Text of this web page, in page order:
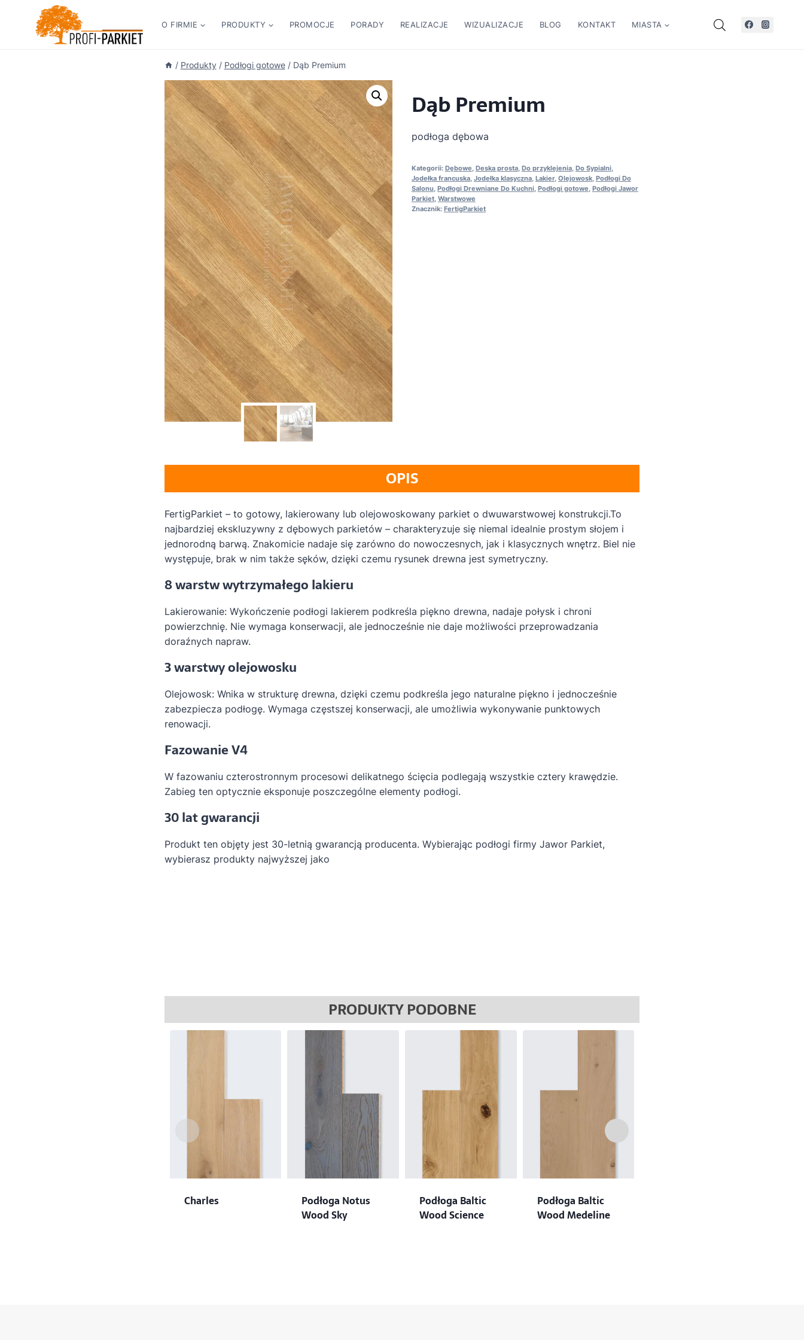
O FIRMIE PRODUKTY PROMOCJE PORADY REALIZACJE WIZUALIZACJE BLOG KONTAKT MIASTA
/ Produkty / Podłogi gotowe / Dąb Premium
Dąb Premium
podłoga dębowa
Kategorii: Dębowe Deska prosta, Do przyklejenia, Do Sypialni,
Jodełka francuska, Jodełka klasyczna, Lakier, Olejowosk, Podłogi Do
Salonu, Podłogi Drewniane Do Kuchni, Podłogi gotowe Podłogi Jawor
Parkiet, Warstwowe
Znacznik: FertigParkiet
OPIS
FertigParkiet – to gotowy, lakierowany lub olejowoskowany parkiet o dwuwarstwowej konstrukcji.To
najbardziej ekskluzywny z dębowych parkietów – charakteryzuje się niemal idealnie prostym słojem i
jednorodną barwą. Znakomicie nadaje się zarówno do nowoczesnych, jak i klasycznych wnętrz. Biel nie
występuje, brak w nim także sęków, dzięki czemu rysunek drewna jest symetryczny.
8 warstw wytrzymałego lakieru
Lakierowanie: Wykończenie podłogi lakierem podkreśla piękno drewna, nadaje połysk i chroni
powierzchnię. Nie wymaga konserwacji, ale jednocześnie nie daje możliwości przeprowadzania
doraźnych napraw.
3 warstwy olejowosku
Olejowosk: Wnika w strukturę drewna, dzięki czemu podkreśla jego naturalne piękno i jednocześnie
zabezpiecza podłogę. Wymaga częstszej konserwacji, ale umożliwia wykonywanie punktowych
renowacji.
Fazowanie V4
W fazowaniu czterostronnym procesowi delikatnego ścięcia podlegają wszystkie cztery krawędzie.
Zabieg ten optycznie eksponuje poszczególne elementy podłogi.
30 lat gwarancji
Produkt ten objęty jest 30-letnią gwarancją producenta. Wybierając podłogi firmy Jawor Parkiet,
wybierasz produkty najwyższej jako
PRODUKTY PODOBNE
Charles
Podłoga Notus
Wood Sky
Podłoga Baltic
Wood Science
Podłoga Baltic
Wood Medeline